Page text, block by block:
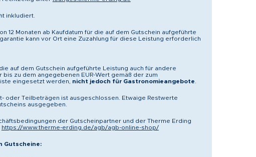
inkludiert.
12 Monaten ab Kaufdatum für die auf dem Gutschein aufgeführte
kann vor Ort eine Zuzahlung für diese Leistung erforderlich
auf dem Gutschein aufgeführte Leistung auch für andere
zu dem angegebenen EUR-Wert gemäß der zum
eingesetzt werden, nicht jedoch für Gastronomieangebote.
oder Teilbeträgen ist ausgeschlossen. Etwaige Restwerte
ausgegeben.
der Gutscheinpartner und der Therme Erding
https://www.therme-erding.de/agb/agb-online-shop/
Gutscheine: